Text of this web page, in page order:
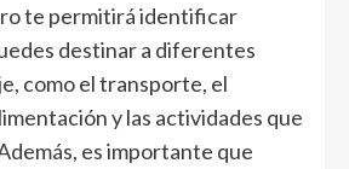
te permitirá identificar
destinar a diferentes
como el transporte, el
y las actividades que
es importante que